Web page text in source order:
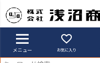
メニュー お気に入り